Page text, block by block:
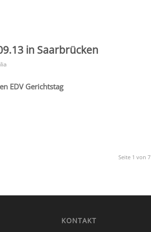
in Saarbrücken
EDV Gerichtstag
Seite 1 von 7
KONTAKT